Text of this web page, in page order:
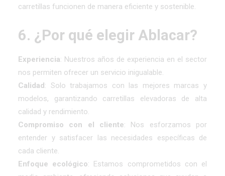
carretillas funcionen de manera eficiente y sostenible.
6. ¿Por qué elegir Ablacar?
Experiencia: Nuestros años de experiencia en el sector
nos permiten ofrecer un servicio inigualable.
Calidad: Solo trabajamos con las mejores marcas y
modelos, garantizando carretillas elevadoras de alta
calidad y rendimiento.
Compromiso con el cliente: Nos esforzamos por
entender y satisfacer las necesidades específicas de
cada cliente.
Enfoque ecológico: Estamos comprometidos con el